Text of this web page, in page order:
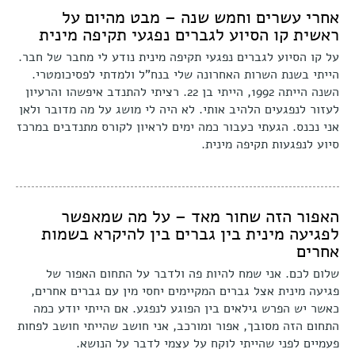
אחרי עשרים וחמש שנה – מבט מהיום על
ראשית קו הסיוע לגברים נפגעי תקיפה מינית
על קו הסיוע לגברים נפגעי תקיפה מינית נודע לי מחבר של חבר.
הייתי בשנת השרות האחרונה שלי בנח"ל ולמדתי לפסיכומטרי.
השנה הייתה 1992, הייתי בן 22. רציתי להתנדב איפשהו והרעיון
לעזור לנפגעים הלהיב אותי. לא היה לי מושג על מה מדובר ולאן
אני נכנס. הגעתי כעבור כמה ימים לראיון לקורס מתנדבים במרכז
סיוע לנפגעות תקיפה מינית.
האפור הזה שחור מאד – על מה שמאפשר
לפגיעה מינית בין גברים בין להיקרא בשמות
אחרים
שלום לכם. אני שמח להיות פה ולדבר על התחום האפור של
פגיעה מינית אצל גברים המקיימים יחסי מין עם גברים אחרים,
כאשר יש הפרש גילאים בין הפוגע לנפגע. אם הייתי יודע כמה
התחום הזה מסובך, אפור ומורכב, אני חושב שהייתי חושב לפחות
פעמיים לפני שהייתי לוקח על עצמי לדבר על הנושא.